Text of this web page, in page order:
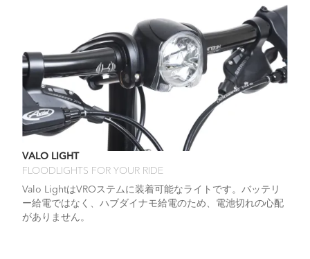
VALO LIGHT
FLOODLIGHTS FOR YOUR RIDE
Valo LightはVROステムに装着可能なライトです。バッテリ
ー給電ではなく、ハブダイナモ給電のため、電池切れの心配
がありません。